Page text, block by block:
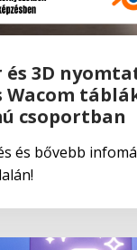
és 3D
csoportban
és bővebb